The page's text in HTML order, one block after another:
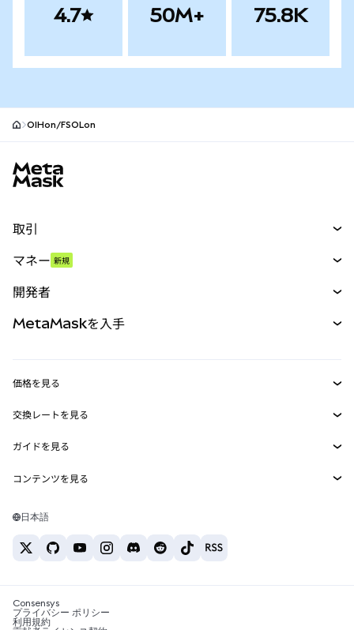
4.7 50M+ 75.8K
OIHon/FSOLon
取引
パーペチュアル
RWA
マネー 新規
開発者
MetaMask Connect
Snaps
Web3サービス
MetaMaskを入手
セキュリティ
サポート
キャリア
お問い合わせ
価格を見る
イーサリアムの価格
Solanaの価格
Tetherの価格
交換レートを見る
ETH→USD
USDT→INR
BTC→INR
ETH→USDT
ガイドを見る
ETHの購入
USDTの購入
SHIBの購入
BNBの購入
コンテンツを見る
Solanaウォレット
税制関連ニュース
日本語
Consensys
プライバシー ポリシー
利用規約